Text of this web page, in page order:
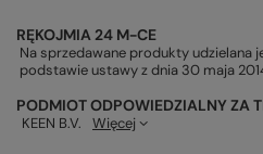
RĘKOJMIA 24 M-CE
Na sprzedawane produkty udzielana
podstawie ustawy z dnia 30 maja
PODMIOT ODPOWIEDZIALNY ZA
KEEN B.V. Więcej